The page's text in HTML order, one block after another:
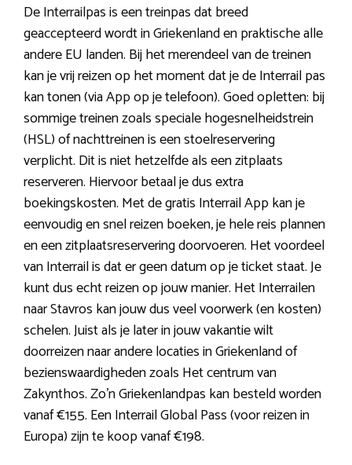
De Interrailpas is een treinpas dat breed
geaccepteerd wordt in Griekenland en praktische alle
andere EU landen. Bij het merendeel van de treinen
kan je vrij reizen op het moment dat je de Interrail pas
kan tonen (via App op je telefoon). Goed opletten: bij
sommige treinen zoals speciale hogesnelheidstrein
(HSL) of nachttreinen is een stoelreservering
verplicht. Dit is niet hetzelfde als een zitplaats
reserveren. Hiervoor betaal je dus extra
boekingskosten. Met de gratis Interrail App kan je
eenvoudig en snel reizen boeken, je hele reis plannen
en een zitplaatsreservering doorvoeren. Het voordeel
van Interrail is dat er geen datum op je ticket staat. Je
kunt dus echt reizen op jouw manier. Het Interrailen
naar Stavros kan jouw dus veel voorwerk (en kosten)
schelen. Juist als je later in jouw vakantie wilt
doorreizen naar andere locaties in Griekenland of
bezienswaardigheden zoals Het centrum van
Zakynthos. Zo’n Griekenlandpas kan besteld worden
vanaf €155. Een Interrail Global Pass (voor reizen in
Europa) zijn te koop vanaf €198.